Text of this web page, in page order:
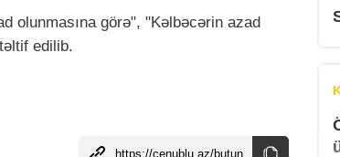
olunmasına görə", "Kəlbəcərin azad
edilib.